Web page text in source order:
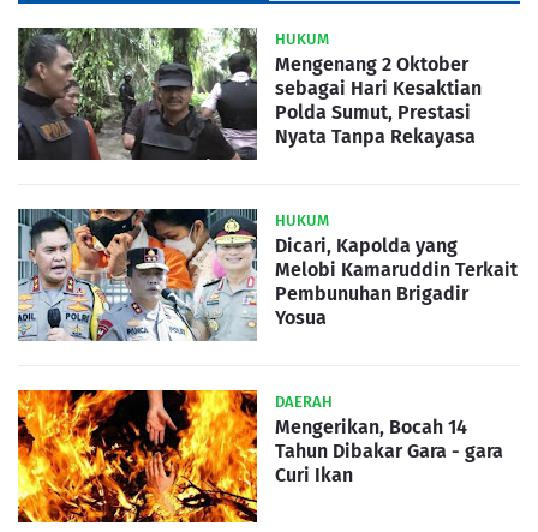
HUKUM
Mengenang 2 Oktober
sebagai Hari Kesaktian
Polda Sumut, Prestasi
Nyata Tanpa Rekayasa
HUKUM
Dicari, Kapolda yang
Melobi Kamaruddin Terkait
Pembunuhan Brigadir
Yosua
DAERAH
Mengerikan, Bocah 14
Tahun Dibakar Gara - gara
Curi Ikan